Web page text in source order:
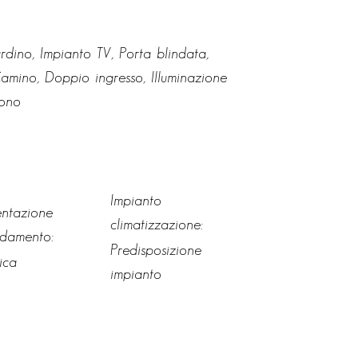
Impianto TV, Porta blindata,
Doppio ingresso, Illuminazione
Impianto
climatizzazione:
Predisposizione
impianto